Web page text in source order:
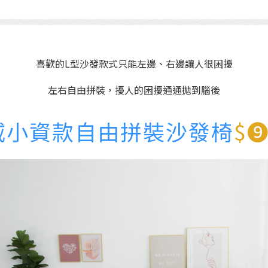
喜歡的L型沙發款式只能左邊、右邊讓人很困擾
左右自由拼裝，擾人的困擾通通拋到腦後
資款自由拼裝沙發椅